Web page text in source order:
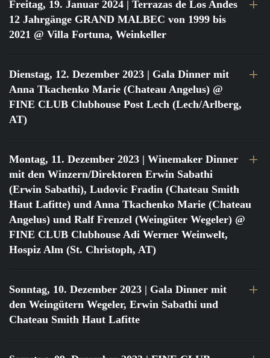
Freitag, 19. Januar 2024 | Terrazas de Los Andes
12 Jahrgänge GRAND MALBEC von 1999 bis
2021 @ Villa Fortuna, Weinkeller
Dienstag, 12. Dezember 2023 | Gala Dinner mit
Anna Tkachenko Marie (Chateau Angelus) @
FINE CLUB Clubhouse Post Lech (Lech/Arlberg,
AT)
Montag, 11. Dezember 2023 | Winemaker Dinner
mit den Winzern/Direktoren Erwin Sabathi
(Erwin Sabathi), Ludovic Fradin (Chateau Smith
Haut Lafitte) und Anna Tkachenko Marie (Chateau
Angelus) und Ralf Frenzel (Weingüter Wegeler) @
FINE CLUB Clubhouse Adi Werner Weinwelt,
Hospiz Alm (St. Christoph, AT)
Sonntag, 10. Dezember 2023 | Gala Dinner mit
den Weingütern Wegeler, Erwin Sabathi und
Chateau Smith Haut Lafitte